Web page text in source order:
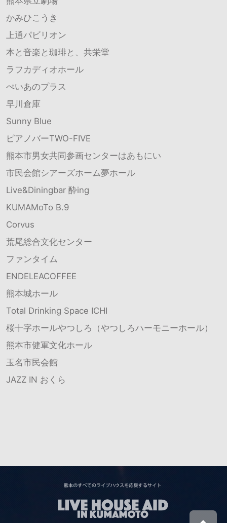
かみひこうき
上通パビリオン
本と音楽と珈琲と、共栄堂
ラフカディオホール
ぺいあのプラス
早川倉庫
Sunny Blue
ピアノバーTWO-FIVE
熊本市男女共同参画センターはあもにい
市民会館シアーズホーム夢ホール
Live&Diningbar 酔ing
KUMAMoTo B.9
Corvus
荒尾総合文化センター
ファンタイム
ENDELEACOFFEE
熊本城ホール
Total Drinking Space ICHI
桜十字ホールやつしろ（やつしろハーモニーホール）
熊本市健軍文化ホール
玉名市民会館
JAZZ IN おくら